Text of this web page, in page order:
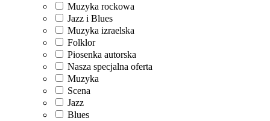
Muzyka rockowa
Jazz i Blues
Muzyka izraelska
Folklor
Piosenka autorska
Nasza specjalna oferta
Muzyka
Scena
Jazz
Blues